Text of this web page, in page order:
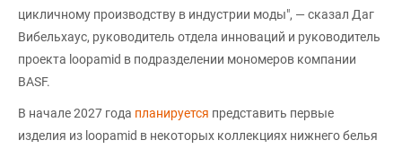
цикличному производству в индустрии моды", — сказал Даг
Вибельхаус, руководитель отдела инноваций и руководитель
проекта loopamid в подразделении мономеров компании
BASF.
В начале 2027 года планируется представить первые
изделия из loopamid в некоторых коллекциях нижнего белья